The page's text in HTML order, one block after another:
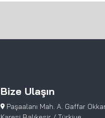
Bize Ulaşın
Paşaalanı Mah. A. Gaffar